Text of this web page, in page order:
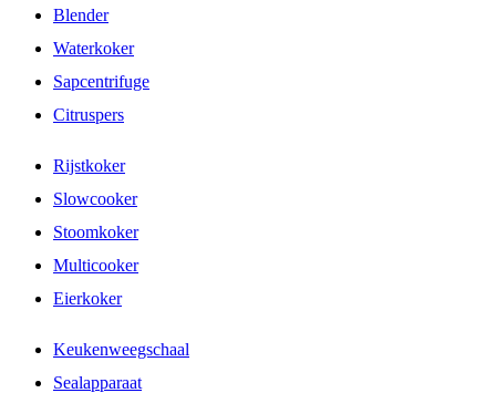
Blender
Waterkoker
Sapcentrifuge
Citruspers
Rijstkoker
Slowcooker
Stoomkoker
Multicooker
Eierkoker
Keukenweegschaal
Sealapparaat